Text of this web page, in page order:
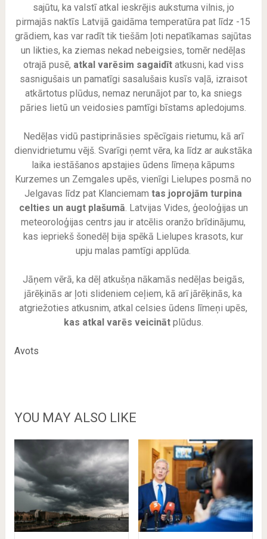
sajūtu, ka valstī atkal ieskrējis aukstuma vilnis, jo
pirmajās naktīs Latvijā gaidāma temperatūra pat līdz -15
grādiem, kas var radīt tik tiešām ļoti nepatīkamas sajūtas
un likties, ka ziemas nekad nebeigsies, tomēr nedēļas
otrajā pusē, atkal varēsim sagaidītatkusni, kad viss
sasnigušais un pamatīgi sasalušais kusīs vaļā, izraisot
atkārtotus plūdus, nemaz nerunājot par to, ka sniegs
pāries lietū un veidosies pamtīgi bīstams apledojums.
Nedēļas vidū pastiprināsies spēcīgais rietumu, kā arī
dienvidrietumu vējš. Svarīgi ņemt vēra, ka līdz ar aukstāka
laika iestāšanos apstajies ūdens līmeņa kāpums
Kurzemes un Zemgales upēs, vienīgi Lielupes posmā no
Jelgavas līdz pat Klanciemamtas joprojām turpina
celties un augt plašumā. Latvijas Vides, ģeoloģijas un
meteoroloģijas centrs jau ir atcēlis oranžo brīdinājumu,
kas iepriekš šonedēļ bija spēkā Lielupes krasots, kur
upju malas pamtīgi applūda.
Jāņem vērā, ka dēļ atkušņa nākamās nedēļas beigās,
jārēķinās ar ļoti slideniem ceļiem, kā arī jārēķinās, ka
atgriežoties atkusnim, atkal celsies ūdens līmeņi upēs,
kas atkal varēs veicinātplūdus.
Avots
YOU MAY ALSO LIKE